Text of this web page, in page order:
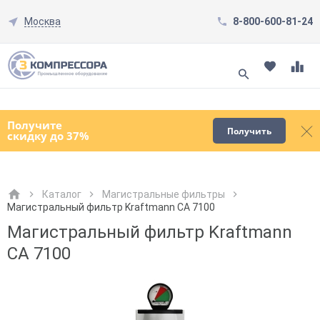
Москва 8-800-600-81-24
Получите
скидку до 37% Получить
Смотреть все товары
Каталог
Магистральные фильтры
Магистральный фильтр Kraftmann CA 7100
Магистральный фильтр Kraftmann
CA 7100
Как к Вам обращаться?
Как к Вам обращаться?
Город доставки
Как к Вам обращаться?
Как к Вам обращаться?